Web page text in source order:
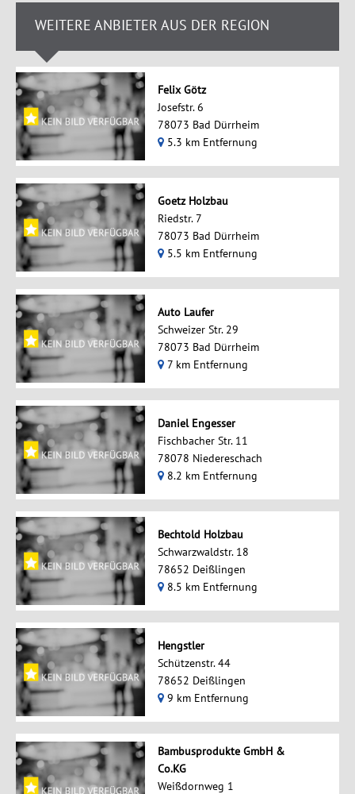
WEITERE ANBIETER AUS DER REGION
Felix Götz
Josefstr. 6
78073 Bad Dürrheim
5.3 km Entfernung
Goetz Holzbau
Riedstr. 7
78073 Bad Dürrheim
5.5 km Entfernung
Auto Laufer
Schweizer Str. 29
78073 Bad Dürrheim
7 km Entfernung
Daniel Engesser
Fischbacher Str. 11
78078 Niedereschach
8.2 km Entfernung
Bechtold Holzbau
Schwarzwaldstr. 18
78652 Deißlingen
8.5 km Entfernung
Hengstler
Schützenstr. 44
78652 Deißlingen
9 km Entfernung
Bambusprodukte GmbH &
Co.KG
Weißdornweg 1